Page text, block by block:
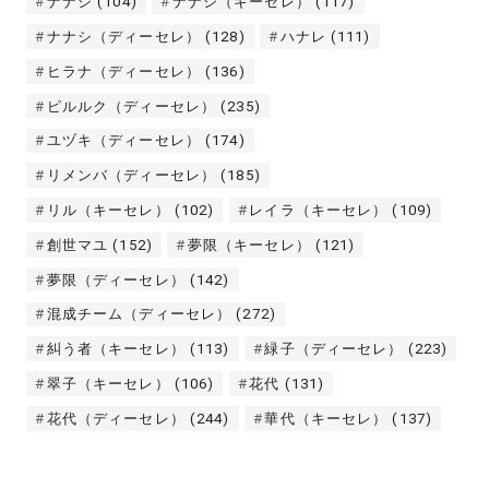
ナナシ（ディーセレ） (128) ハナレ (111)
ヒラナ（ディーセレ） (136)
ピルルク（ディーセレ） (235)
ユヅキ（ディーセレ） (174)
リメンバ（ディーセレ） (185)
リル（キーセレ） (102) レイラ（キーセレ） (109)
創世マユ (152) 夢限（キーセレ） (121)
夢限（ディーセレ） (142)
混成チーム（ディーセレ） (272)
糾う者（キーセレ） (113) 緑子（ディーセレ） (223)
翠子（キーセレ） (106) 花代 (131)
花代（ディーセレ） (244) 華代（キーセレ） (137)